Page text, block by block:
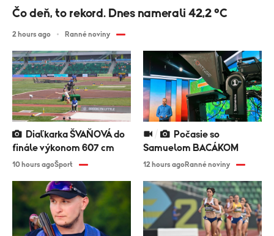
Čo deň, to rekord. Dnes namerali 42,2 °C
2 hours ago Ranné noviny
finále výkonom 607 cm
10 hours agoŠport
Samuelom BACÁKOM
12 hours agoRanné noviny